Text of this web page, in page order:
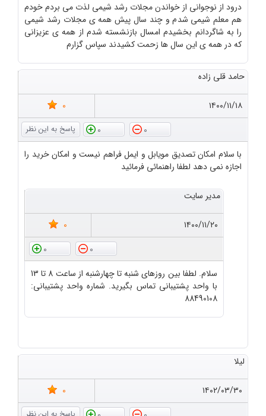
درود از نوجوانی از خواندن مجلات رشد شیمی لذت می بردم خودم
هم معلم شیمی شدم و چند سال پیش همه ی مجلات رشد شیمی
را به شاگردانم بخشیدم امسال بازنشسته شدم از همه ی عزیزانی
که در همه ی این سال ها زحمت کشیدند سپاس گزارم
حامد قلی زاده
۱۴۰۰/۱۱/۱۸
0
0
0
با سلام امکان تصدیق مویابل و ایمل فراهم نیست و امکان خرید را
اجازه نمی دهد لطفا راهنمائی فرمائید
مدیر سایت
۱۴۰۰/۱۱/۲۰
0
0
0
سلام. لطفا بین روزهای شنبه تا چهارشنبه از ساعت 8 تا 13
با واحد پشتیبانی تماس بگیرید. شماره واحد پشتیبانی:
88490108
لیلا
۱۴۰۲/۰۳/۳۰
0